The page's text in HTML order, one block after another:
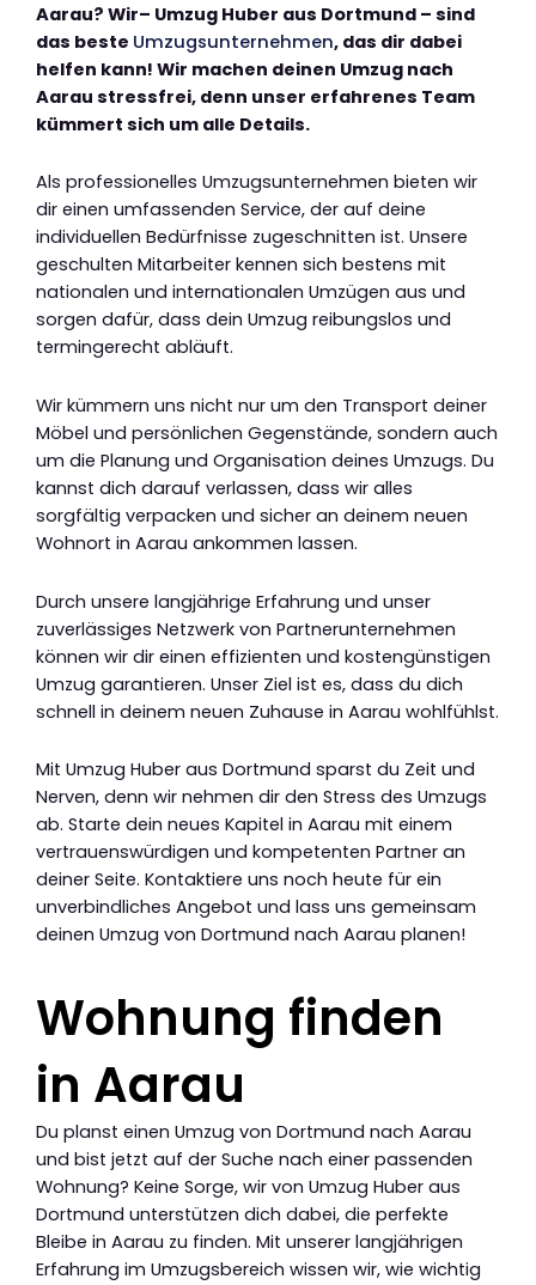
Aarau? Wir– Umzug Huber aus Dortmund – sind
das beste Umzugsunternehmen, das dir dabei
helfen kann! Wir machen deinen Umzug nach
Aarau stressfrei, denn unser erfahrenes Team
kümmert sich um alle Details.
Als professionelles Umzugsunternehmen bieten wir
dir einen umfassenden Service, der auf deine
individuellen Bedürfnisse zugeschnitten ist. Unsere
geschulten Mitarbeiter kennen sich bestens mit
nationalen und internationalen Umzügen aus und
sorgen dafür, dass dein Umzug reibungslos und
termingerecht abläuft.
Wir kümmern uns nicht nur um den Transport deiner
Möbel und persönlichen Gegenstände, sondern auch
um die Planung und Organisation deines Umzugs. Du
kannst dich darauf verlassen, dass wir alles
sorgfältig verpacken und sicher an deinem neuen
Wohnort in Aarau ankommen lassen.
Durch unsere langjährige Erfahrung und unser
zuverlässiges Netzwerk von Partnerunternehmen
können wir dir einen effizienten und kostengünstigen
Umzug garantieren. Unser Ziel ist es, dass du dich
schnell in deinem neuen Zuhause in Aarau wohlfühlst.
Mit Umzug Huber aus Dortmund sparst du Zeit und
Nerven, denn wir nehmen dir den Stress des Umzugs
ab. Starte dein neues Kapitel in Aarau mit einem
vertrauenswürdigen und kompetenten Partner an
deiner Seite. Kontaktiere uns noch heute für ein
unverbindliches Angebot und lass uns gemeinsam
deinen Umzug von Dortmund nach Aarau planen!
Wohnung finden
in Aarau
Du planst einen Umzug von Dortmund nach Aarau
und bist jetzt auf der Suche nach einer passenden
Wohnung? Keine Sorge, wir von Umzug Huber aus
Dortmund unterstützen dich dabei, die perfekte
Bleibe in Aarau zu finden. Mit unserer langjährigen
Erfahrung im Umzugsbereich wissen wir, wie wichtig